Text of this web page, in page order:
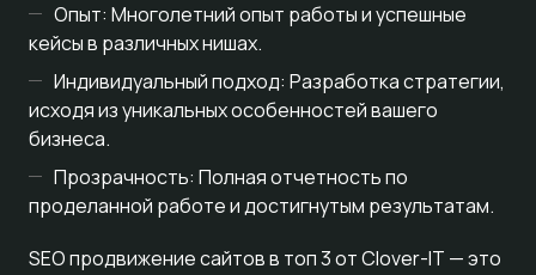
Опыт: Многолетний опыт работы и успешные
кейсы в различных нишах.
Индивидуальный подход: Разработка стратегии,
исходя из уникальных особенностей вашего
бизнеса.
Прозрачность: Полная отчетность по
проделанной работе и достигнутым результатам.
SEO продвижение сайтов в топ 3 от Clover-IT — это